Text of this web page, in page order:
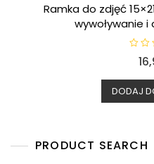
Ramka do zdjęć
wywoływanie
n
i
o
n
a
5
DODAJ
PRODUCT SEARCH